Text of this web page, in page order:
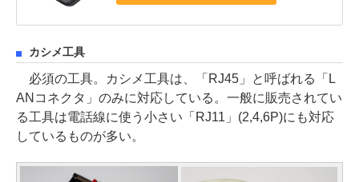
カシメ工具
必須の工具。カシメ工具は、「RJ45」と呼ばれる「L
ANコネクタ」のみに対応している。一般に販売されてい
る工具は電話線に使う小さい「RJ11」(2,4,6P)にも対応
しているものが多い。